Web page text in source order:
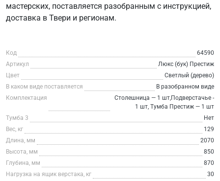
мастерских, поставляется разобранным с инструкцией,
доставка в Твери и регионам.
Код
64590
Артикул
Люкс (бук) Престиж
Цвет
Светлый (дерево)
В каком виде поставляется
В разобранном виде
Комплектация
Столешница — 1 шт,Подверстачье -
1 шт, Тумба Престиж — 1 шт
Тумба 3
Нет
Вес, кг
129
Длина, мм
2070
Высота, мм
850
Глубина, мм
870
Нагрузка на ящик верстака, кг
30